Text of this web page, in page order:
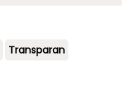
Transparan